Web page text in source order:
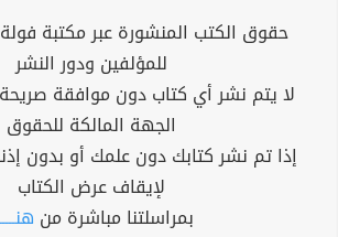
حقوق الكتب المنشورة عبر مكتبة
للمؤلفين ودور النشر
لا يتم نشر أي كتاب دون موافقة
الجهة المالكة للحقوق
إذا تم نشر كتابك دون علمك أو بدون
لإيقاف عرض الكتاب
بمراسلتنا مباشرة من